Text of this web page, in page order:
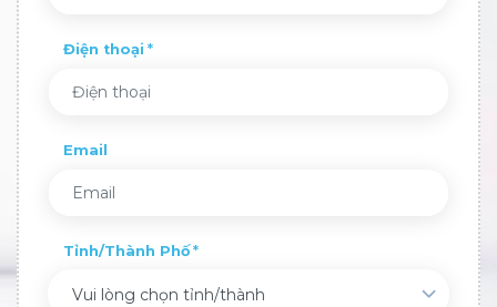
Điện thoại
Email
Tỉnh/Thành Phố
Vui lòng chọn tỉnh/thành